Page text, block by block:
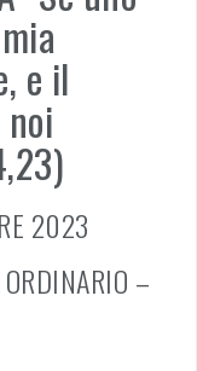
e il
2023
–